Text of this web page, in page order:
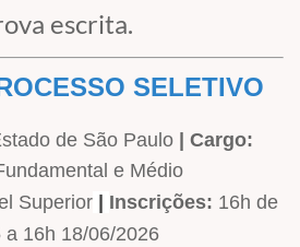
escrita.
SELETIVO
de São Paulo| Cargo:
e Médio
Superior| Inscrições: 16h de
a 16h 18/06/2026